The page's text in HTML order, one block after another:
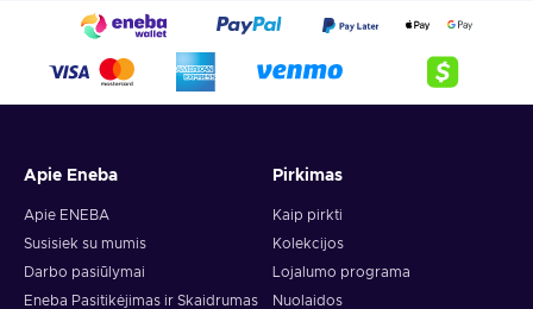
Apie Eneba
Apie ENEBA
Susisiek su mumis
Darbo pasiūlymai
Eneba Pasitikėjimas ir Skaidrumas
Pirkimas
Kaip pirkti
Kolekcijos
Lojalumo programa
Nuolaidos